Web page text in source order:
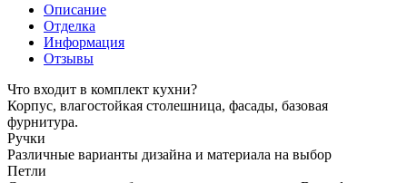
Описание
Отделка
Информация
Отзывы
Что входит в комплект кухни?
Корпус, влагостойкая столешница, фасады, базовая
фурнитура.
Ручки
Различные варианты дизайна и материала на выбор
Петли